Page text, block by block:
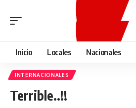
Inicio Locales Nacionales
INTERNACIONALES
Terrible..!!